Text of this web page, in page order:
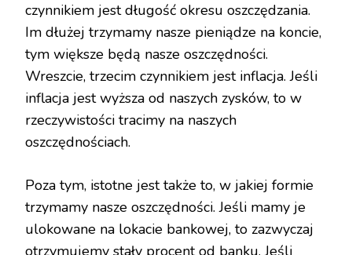
czynnikiem jest długość okresu oszczędzania.
Im dłużej trzymamy nasze pieniądze na koncie,
tym większe będą nasze oszczędności.
Wreszcie, trzecim czynnikiem jest inflacja. Jeśli
inflacja jest wyższa od naszych zysków, to w
rzeczywistości tracimy na naszych
oszczędnościach.
Poza tym, istotne jest także to, w jakiej formie
trzymamy nasze oszczędności. Jeśli mamy je
ulokowane na lokacie bankowej, to zazwyczaj
otrzymujemy stały procent od banku. Jeśli